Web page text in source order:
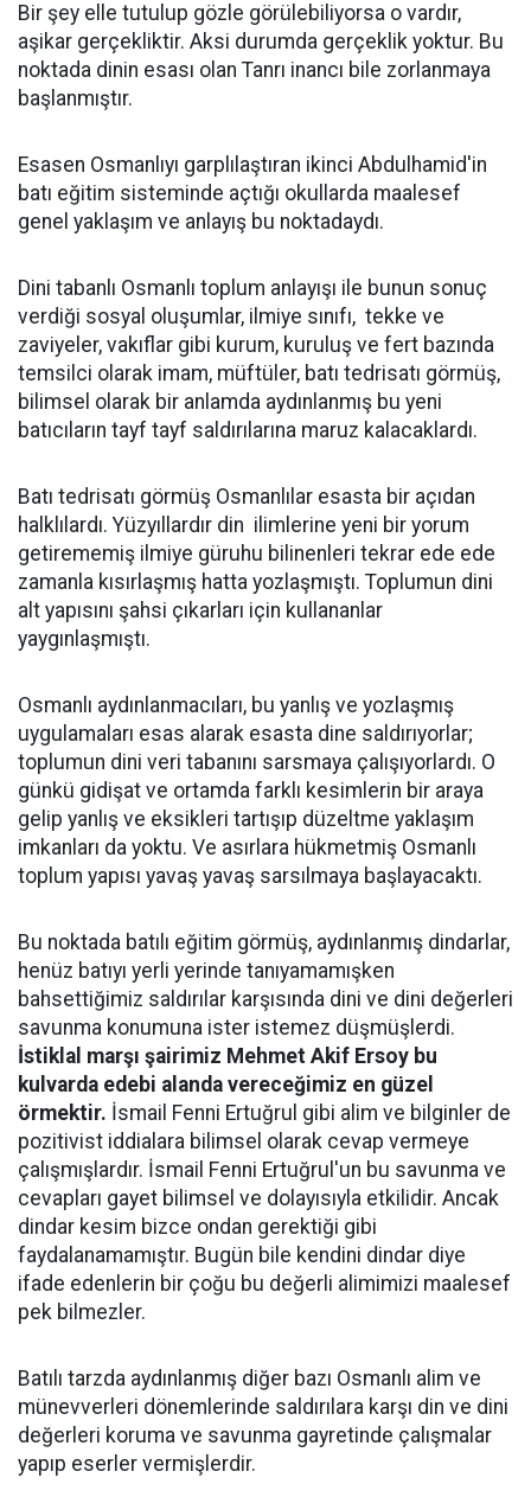
Bir şey elle tutulup gözle görülebiliyorsa o vardır,
aşikar gerçekliktir. Aksi durumda gerçeklik yoktur. Bu
noktada dinin esası olan Tanrı inancı bile zorlanmaya
başlanmıştır.
Esasen Osmanlıyı garplılaştıran ikinci Abdulhamid'in
batı eğitim sisteminde açtığı okullarda maalesef
genel yaklaşım ve anlayış bu noktadaydı.
Dini tabanlı Osmanlı toplum anlayışı ile bunun sonuç
verdiği sosyal oluşumlar, ilmiye sınıfı, tekke ve
zaviyeler, vakıflar gibi kurum, kuruluş ve fert bazında
temsilci olarak imam, müftüler, batı tedrisatı görmüş,
bilimsel olarak bir anlamda aydınlanmış bu yeni
batıcıların tayf tayf saldırılarına maruz kalacaklardı.
Batı tedrisatı görmüş Osmanlılar esasta bir açıdan
halklılardı. Yüzyıllardır din ilimlerine yeni bir yorum
getirememiş ilmiye güruhu bilinenleri tekrar ede ede
zamanla kısırlaşmış hatta yozlaşmıştı. Toplumun dini
alt yapısını şahsi çıkarları için kullananlar
yaygınlaşmıştı.
Osmanlı aydınlanmacıları, bu yanlış ve yozlaşmış
uygulamaları esas alarak esasta dine saldırıyorlar;
toplumun dini veri tabanını sarsmaya çalışıyorlardı. O
günkü gidişat ve ortamda farklı kesimlerin bir araya
gelip yanlış ve eksikleri tartışıp düzeltme yaklaşım
imkanları da yoktu. Ve asırlara hükmetmiş Osmanlı
toplum yapısı yavaş yavaş sarsılmaya başlayacaktı.
Bu noktada batılı eğitim görmüş, aydınlanmış dindarlar,
henüz batıyı yerli yerinde tanıyamamışken
bahsettiğimiz saldırılar karşısında dini ve dini değerleri
savunma konumuna ister istemez düşmüşlerdi.
İstiklal marşı şairimiz Mehmet Akif Ersoy bu
kulvarda edebi alanda vereceğimiz en güzel
örmektir. İsmail Fenni Ertuğrul gibi alim ve bilginler de
pozitivist iddialara bilimsel olarak cevap vermeye
çalışmışlardır. İsmail Fenni Ertuğrul'un bu savunma ve
cevapları gayet bilimsel ve dolayısıyla etkilidir. Ancak
dindar kesim bizce ondan gerektiği gibi
faydalanamamıştır. Bugün bile kendini dindar diye
ifade edenlerin bir çoğu bu değerli alimimizi maalesef
pek bilmezler.
Batılı tarzda aydınlanmış diğer bazı Osmanlı alim ve
münevverleri dönemlerinde saldırılara karşı din ve dini
değerleri koruma ve savunma gayretinde çalışmalar
yapıp eserler vermişlerdir.